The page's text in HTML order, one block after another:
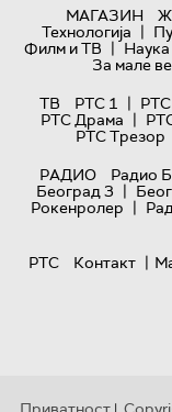
МАГАЗИН
Технологијa |
Филм и ТВ | Наука
За мале
ТВ
РТС 1 |
РТС Драма |
РТС Трезор
РАДИО
Радио
Београд 3 |
Рокенролер |
РТС
Контакт |